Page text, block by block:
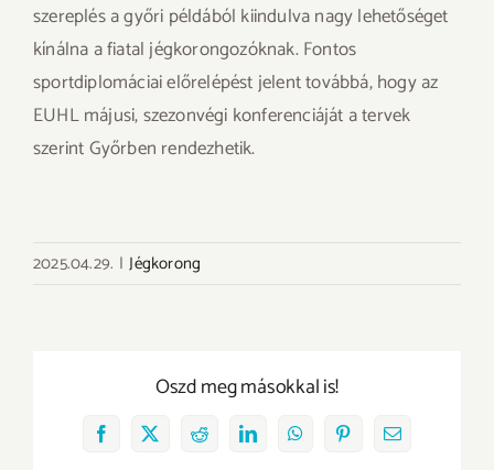
szereplés a győri példából kiindulva nagy lehetőséget
kínálna a fiatal jégkorongozóknak. Fontos
sportdiplomáciai előrelépést jelent továbbá, hogy az
EUHL májusi, szezonvégi konferenciáját a tervek
szerint Győrben rendezhetik.
2025.04.29. | Jégkorong
Oszd meg másokkal is!
Facebook
X RedditLinkedInWhatsAppPinterestEmail: